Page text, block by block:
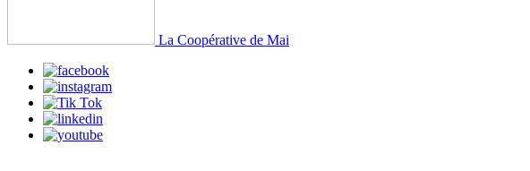
La Coopérative de Mai